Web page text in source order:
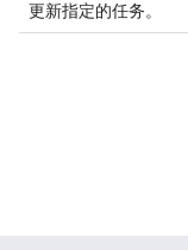
更新指定的任务。